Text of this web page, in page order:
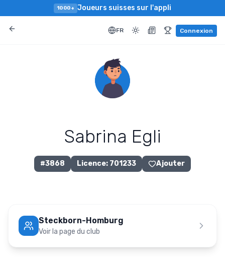
1000+ Joueurs suisses sur l'appli
FR Connexion
Sabrina Egli
#3868 Licence: 701233 Ajouter
Steckborn-Homburg
Voir la page du club